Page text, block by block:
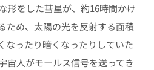
形をした彗星が、約16時間かけ
ため、太陽の光を反射する面積
なったり暗くなったりしていた
宙人がモールス信号を送ってき